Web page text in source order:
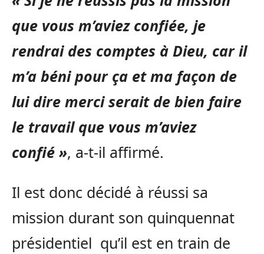
que vous m’aviez confiée, je
rendrai des comptes à Dieu, car il
m’a béni pour ça et ma façon de
lui dire merci serait de bien faire
le travail que vous m’aviez
confié », a-t-il affirmé.
Il est donc décidé à réussi sa
mission durant son quinquennat
présidentiel qu’il est en train de